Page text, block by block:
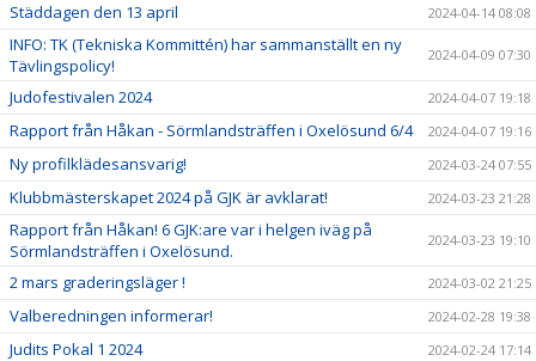
Städdagen den 13 april 2024-04-14 08:08
INFO: TK (Tekniska Kommittén) har sammanställt en ny
Tävlingspolicy!
2024-04-09 07:30
Judofestivalen 2024 2024-04-07 19:18
Rapport från Håkan - Sörmlandsträffen i Oxelösund 6/4 2024-04-07 19:16
Ny profilklädesansvarig! 2024-03-24 07:55
Klubbmästerskapet 2024 på GJK är avklarat! 2024-03-23 21:28
Rapport från Håkan! 6 GJK:are var i helgen iväg på
Sörmlandsträffen i Oxelösund.
2024-03-23 19:10
2 mars graderingsläger ! 2024-03-02 21:25
Valberedningen informerar! 2024-02-28 19:38
Judits Pokal 1 2024 2024-02-24 17:14